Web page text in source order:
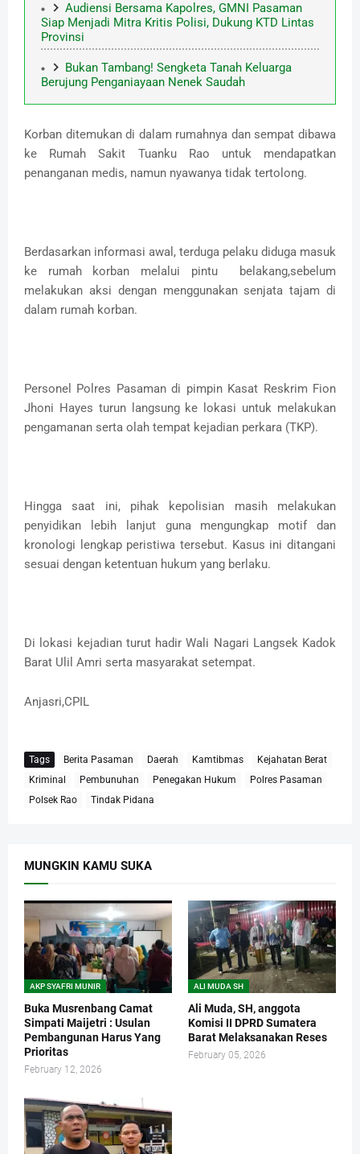
Audiensi Bersama Kapolres, GMNI Pasaman
Siap Menjadi Mitra Kritis Polisi, Dukung KTD Lintas
Provinsi
Bukan Tambang! Sengketa Tanah Keluarga
Berujung Penganiayaan Nenek Saudah
Korban ditemukan di dalam rumahnya dan sempat dibawa
ke Rumah Sakit Tuanku Rao untuk mendapatkan
penanganan medis, namun nyawanya tidak tertolong.
Berdasarkan informasi awal, terduga pelaku diduga masuk
ke rumah korban melalui pintu belakang,sebelum
melakukan aksi dengan menggunakan senjata tajam di
dalam rumah korban.
Personel Polres Pasaman di pimpin Kasat Reskrim Fion
Jhoni Hayes turun langsung ke lokasi untuk melakukan
pengamanan serta olah tempat kejadian perkara (TKP).
Hingga saat ini, pihak kepolisian masih melakukan
penyidikan lebih lanjut guna mengungkap motif dan
kronologi lengkap peristiwa tersebut. Kasus ini ditangani
sesuai dengan ketentuan hukum yang berlaku.
Di lokasi kejadian turut hadir Wali Nagari Langsek Kadok
Barat Ulil Amri serta masyarakat setempat.
Anjasri,CPIL
Tags Berita Pasaman Daerah Kamtibmas
Kejahatan Berat
Kriminal
Pembunuhan Penegakan Hukum
Polres Pasaman
Polsek Rao
Tindak Pidana
MUNGKIN KAMU SUKA
AKP SYAFRI MUNIR
Buka Musrenbang Camat
Simpati Maijetri : Usulan
Pembangunan Harus Yang
Prioritas
February 12, 2026
ALI MUDA SH
Ali Muda, SH, anggota
Komisi II DPRD Sumatera
Barat Melaksanakan Reses
February 05, 2026